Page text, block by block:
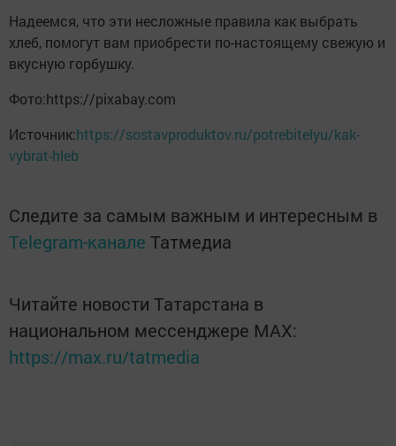
Надеемся, что эти несложные правила как выбрать
хлеб, помогут вам приобрести по-настоящему свежую и
вкусную горбушку.
Фото:https://pixabay.com
Источник:https://sostavproduktov.ru/potrebitelyu/kak-
vybrat-hleb
Следите за самым важным и интересным в
Telegram-канале Татмедиа
Читайте новости Татарстана в
национальном мессенджере MАХ:
https://max.ru/tatmedia